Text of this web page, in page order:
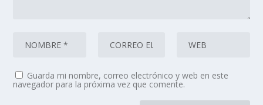
Guarda mi nombre, correo electrónico y web en este
navegador para la próxima vez que comente.